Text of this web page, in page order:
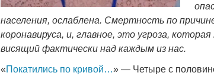
населения, ослаблена. Смертность по
коронавируса, и, главное, это угроза,
висящий фактически над каждым из нас.
«Покатились по кривой…» — Четыре с